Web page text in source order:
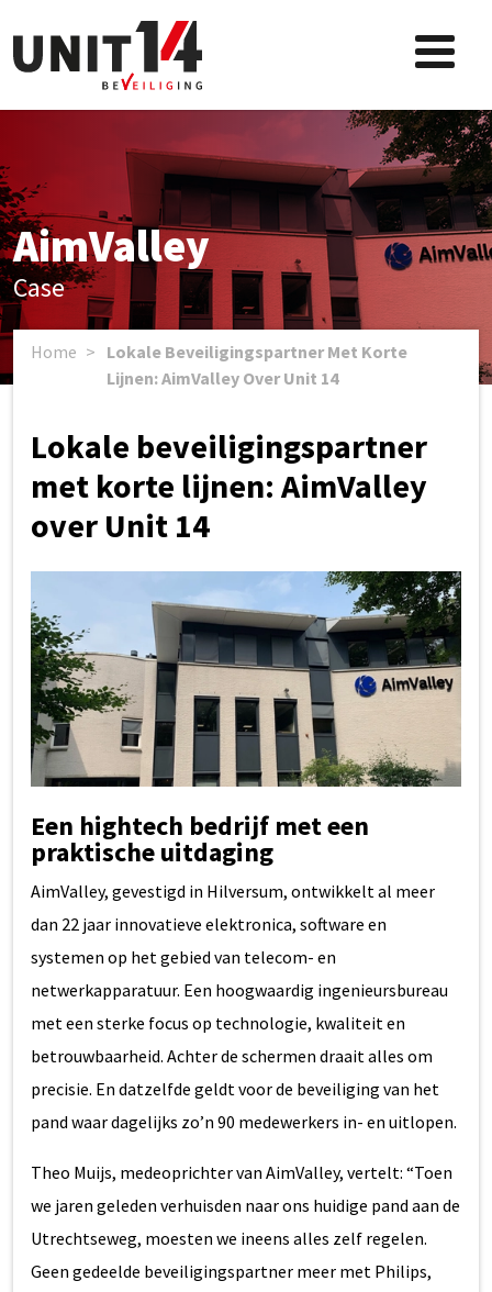
AimValley
Case
Home > Lokale Beveiligingspartner Met Korte
Lijnen: AimValley Over Unit 14
Lokale beveiligingspartner
met korte lijnen: AimValley
over Unit 14
Een hightech bedrijf met een
praktische uitdaging
AimValley, gevestigd in Hilversum, ontwikkelt al meer
dan 22 jaar innovatieve elektronica, software en
systemen op het gebied van telecom- en
netwerkapparatuur. Een hoogwaardig ingenieursbureau
met een sterke focus op technologie, kwaliteit en
betrouwbaarheid. Achter de schermen draait alles om
precisie. En datzelfde geldt voor de beveiliging van het
pand waar dagelijks zo’n 90 medewerkers in- en uitlopen.
Theo Muijs, medeoprichter van AimValley, vertelt: “Toen
we jaren geleden verhuisden naar ons huidige pand aan de
Utrechtseweg, moesten we ineens alles zelf regelen.
Geen gedeelde beveiligingspartner meer met Philips,